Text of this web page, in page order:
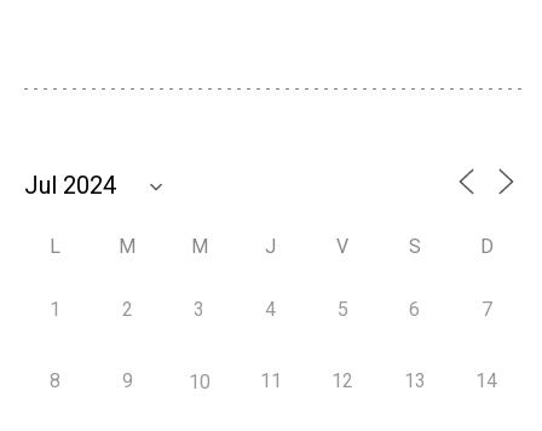
L M M J V S D
1 2 3 4 5 6 7
8 9 10 11 12 13 14